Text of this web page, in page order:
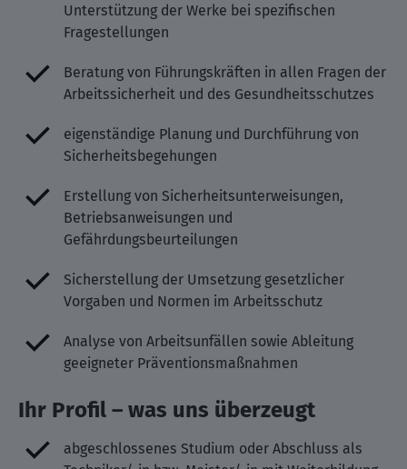
Unterstützung der Werke bei spezifischen
Fragestellungen
Beratung von Führungskräften in allen Fragen der
Arbeitssicherheit und des Gesundheitsschutzes
eigenständige Planung und Durchführung von
Sicherheitsbegehungen
Erstellung von Sicherheitsunterweisungen,
Betriebsanweisungen und
Gefährdungsbeurteilungen
Sicherstellung der Umsetzung gesetzlicher
Vorgaben und Normen im Arbeitsschutz
Analyse von Arbeitsunfällen sowie Ableitung
geeigneter Präventionsmaßnahmen
Ihr Profil – was uns überzeugt
abgeschlossenes Studium oder Abschluss als